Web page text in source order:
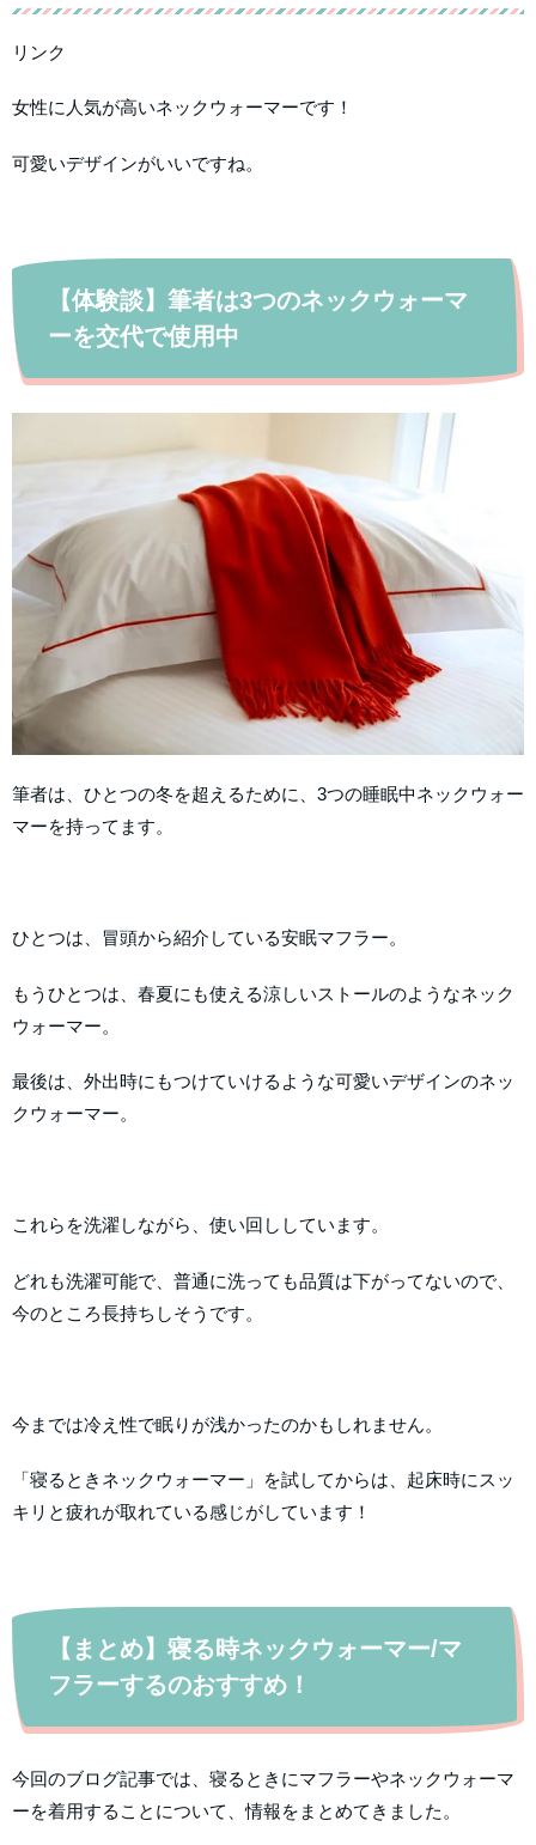
リンク
女性に人気が高いネックウォーマーです！
可愛いデザインがいいですね。
【体験談】筆者は3つのネックウォーマ
ーを交代で使用中
筆者は、ひとつの冬を超えるために、3つの睡眠中ネックウォー
マーを持ってます。
ひとつは、冒頭から紹介している安眠マフラー。
もうひとつは、春夏にも使える涼しいストールのようなネック
ウォーマー。
最後は、外出時にもつけていけるような可愛いデザインのネッ
クウォーマー。
これらを洗濯しながら、使い回ししています。
どれも洗濯可能で、普通に洗っても品質は下がってないので、
今のところ長持ちしそうです。
今までは冷え性で眠りが浅かったのかもしれません。
「寝るときネックウォーマー」を試してからは、起床時にスッ
キリと疲れが取れている感じがしています！
【まとめ】寝る時ネックウォーマー/マ
フラーするのおすすめ！
今回のブログ記事では、寝るときにマフラーやネックウォーマ
ーを着用することについて、情報をまとめてきました。